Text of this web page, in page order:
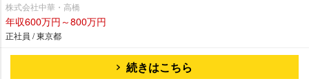
株式会社中華・高橋
年収600万円～800万円
正社員 / 東京都
続きはこちら